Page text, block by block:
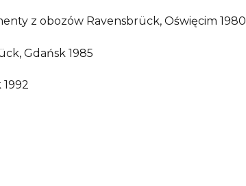
z obozów Ravensbrück, Oświęcim 1980
Gdańsk 1985